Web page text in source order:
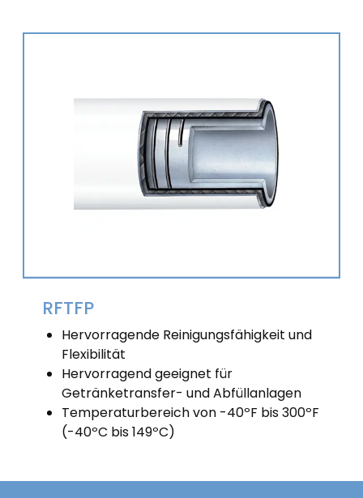
RFTFP
Hervorragende Reinigungsfähigkeit und
Flexibilität
Hervorragend geeignet für
Getränketransfer- und Abfüllanlagen
Temperaturbereich von -40ºF bis 300ºF
(-40ºC bis 149ºC)